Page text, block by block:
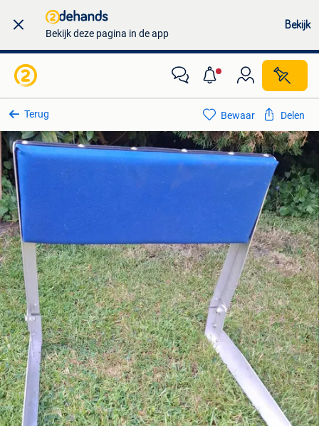
Bekijk deze pagina in de app
Bekijk
Terug Bewaar Delen